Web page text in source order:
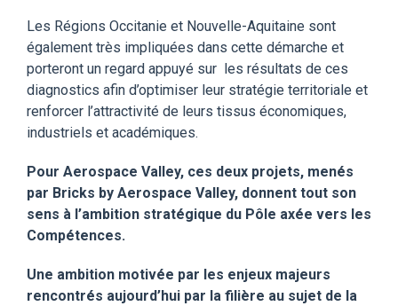
Les Régions Occitanie et Nouvelle-Aquitaine sont
également très impliquées dans cette démarche et
porteront un regard appuyé sur les résultats de ces
diagnostics afin d’optimiser leur stratégie territoriale et
renforcer l’attractivité de leurs tissus économiques,
industriels et académiques.
Pour Aerospace Valley, ces deux projets, menés
par Bricks by Aerospace Valley, donnent tout son
sens à l’ambition stratégique du Pôle axée vers les
Compétences.
Une ambition motivée par les enjeux majeurs
rencontrés aujourd’hui par la filière au sujet de la